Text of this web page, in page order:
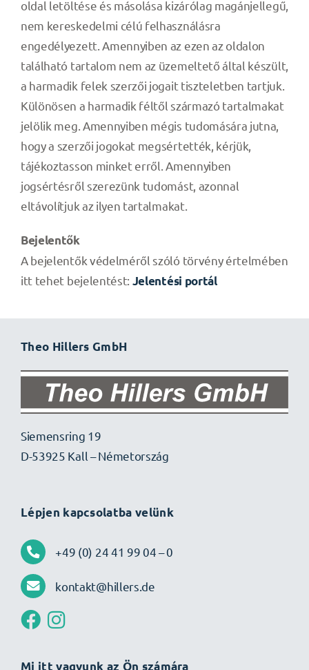
oldal letöltése és másolása kizárólag magánjellegű,
nem kereskedelmi célú felhasználásra
engedélyezett. Amennyiben az ezen az oldalon
található tartalom nem az üzemeltető által készült,
a harmadik felek szerzői jogait tiszteletben tartjuk.
Különösen a harmadik féltől származó tartalmakat
jelölik meg. Amennyiben mégis tudomására jutna,
hogy a szerzői jogokat megsértették, kérjük,
tájékoztasson minket erről. Amennyiben
jogsértésről szerezünk tudomást, azonnal
eltávolítjuk az ilyen tartalmakat.
Bejelentők
A bejelentők védelméről szóló törvény értelmében
itt tehet bejelentést: Jelentési portál
Theo Hillers GmbH
Siemensring 19
D-53925 Kall – Németország
Lépjen kapcsolatba velünk
+49 (0) 24 41 99 04 – 0
kontakt@hillers.de
Mi itt vagyunk az Ön számára